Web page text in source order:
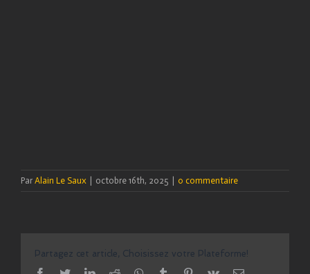
Par Alain Le Saux | octobre 16th, 2025 | 0 commentaire
Partagez cet article, Choisissez votre Plateforme!